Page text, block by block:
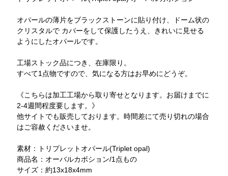
オパールの薄片をブラックストーンに貼り付け、ドーム状の
クリスタルで カバーをして保護したうえ、きれいに見せる
ようにしたオパールです。
工場ストック品につき、在庫限り。
すべて1点物ですので、気になる方はお早めにどうぞ。
《こちらは加工工場から取り寄せとなります。お届けまでに
2-4週間程度要します。》
他サイトでも販売しております。時間差にて売り切れの場合
はご容赦くださいませ。
素材：トリプレットオパール(Triplet opal)
商品名：オーバルカボション/1点もの
サイズ：約13x18x4mm